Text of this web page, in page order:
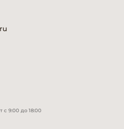
с 9:00 до 18:00